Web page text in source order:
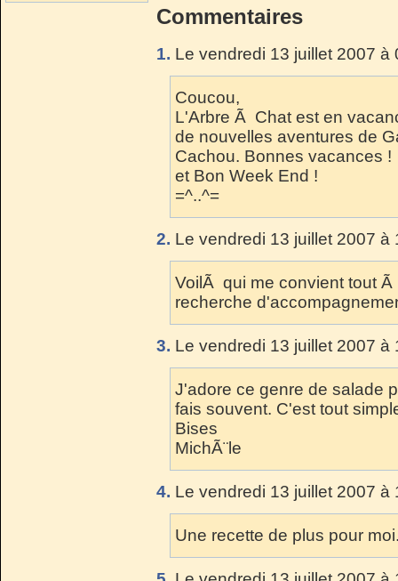
Commentaires
1. Le vendredi 13 juillet 2007
Coucou,
L'Arbre Ã Chat est en
de nouvelles aventures de
Cachou. Bonnes vacances !
et Bon Week End !
=^..^=
2. Le vendredi 13 juillet 2007
VoilÃ qui me convient tout
recherche
3. Le vendredi 13 juillet 2007
J'adore ce genre de salade
fais souvent. C'est tout
Bises
MichÃ¨le
4. Le vendredi 13 juillet 2007
Une recette de plus pour